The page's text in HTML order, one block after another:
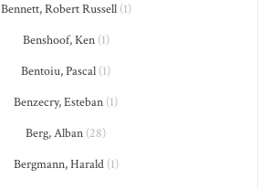
Bennett, Robert Russell(1)
Benshoof, Ken(1)
Bentoiu, Pascal (1)
Benzecry, Esteban (1)
Berg, Alban (28)
Bergmann, Harald(1)